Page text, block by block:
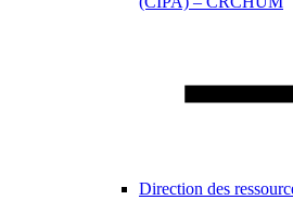
Direction des